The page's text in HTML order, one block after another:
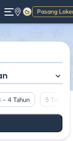
Pasang
Gelap
– 4 Tahun 5 Tahun